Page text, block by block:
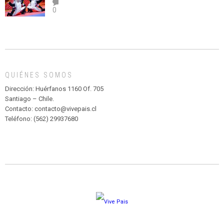
el
abuso”
TEATRO
Y
MADAGASCAR
PARQUE
HURATDO
0
QUIÉNES SOMOS
Dirección: Huérfanos 1160 Of. 705
Santiago – Chile.
Contacto: contacto@vivepais.cl
Teléfono: (562) 29937680